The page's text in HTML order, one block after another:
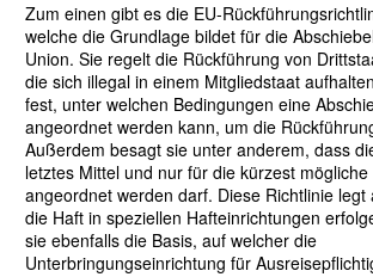
Zum einen gibt es die EU-
welche die Grundlage bildet für die
Union. Sie regelt die Rückführung von
die sich illegal in einem Mitgliedstaat
fest, unter welchen Bedingungen eine
angeordnet werden kann, um die
Außerdem besagt sie unter anderem, dass
letztes Mittel und nur für die kürzest
angeordnet werden darf. Diese Richtlinie legt
die Haft in speziellen Hafteinrichtungen
sie ebenfalls die Basis, auf welcher die
Unterbringungseinrichtung für